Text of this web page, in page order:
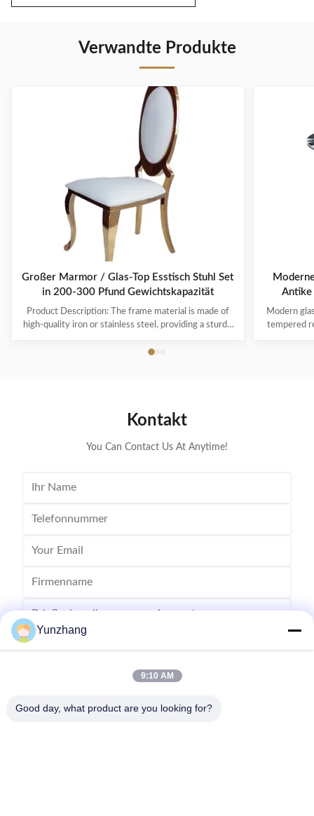
Verwandte Produkte
Großer Marmor / Glas-Top Esstisch Stuhl Set
in 200-300 Pfund Gewichtskapazität
Product Description: The frame material is made of
high-quality iron or stainless steel, providing a sturdy
chair will last for years to come, withstanding daily
Antike
Modern
tempered
Kontakt
You Can Contact Us At Anytime!
Yunzhang
9:10 AM
Good day, what product are you looking for?